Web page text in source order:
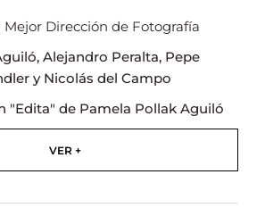
Mejor Dirección de Fotografía
Alejandro Peralta, Pepe
y Nicolás del Campo
"Edita" de Pamela Pollak Aguiló
VER +